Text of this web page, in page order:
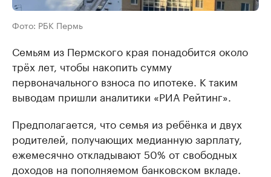
Фото: РБК Пермь
Семьям из Пермского края понадобится около
трёх лет, чтобы накопить сумму
первоначального взноса по ипотеке. К таким
выводам пришли аналитики «РИА Рейтинг».
Предполагается, что семья из ребёнка и двух
родителей, получающих медианную зарплату,
ежемесячно откладывают 50% от свободных
доходов на пополняемом банковском вкладе.